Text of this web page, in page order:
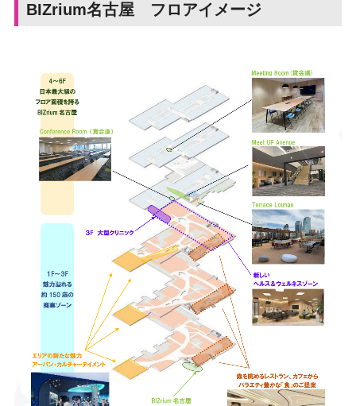
BIZrium名古屋 フロアイメージ